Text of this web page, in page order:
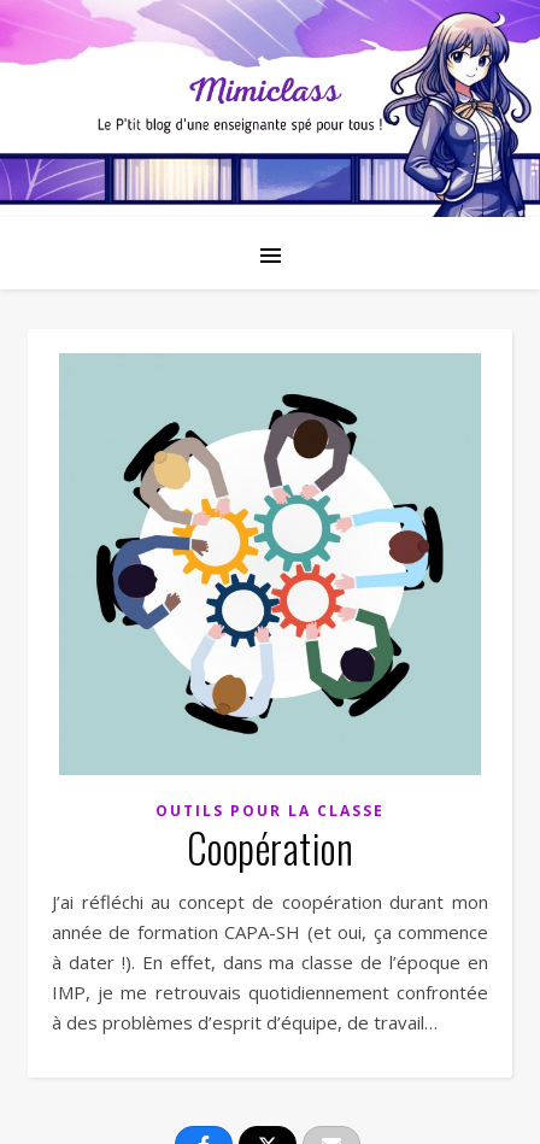
OUTILS POUR LA CLASSE
Coopération
J’ai réfléchi au concept de coopération durant mon
année de formation CAPA-SH (et oui, ça commence
à dater !). En effet, dans ma classe de l’époque en
IMP, je me retrouvais quotidiennement confrontée
à des problèmes d’esprit d’équipe, de travail…